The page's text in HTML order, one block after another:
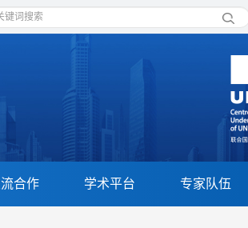
合作 学术平台 专家队伍